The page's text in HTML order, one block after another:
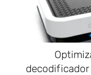
decodificador